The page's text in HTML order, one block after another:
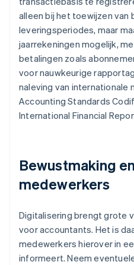
alleen bij het toewijzen van
leveringsperiodes, maar
jaarrekeningen mogelijk,
betalingen zoals
voor nauwkeurige
naleving van internationale
Accounting Standards
International Financial
Bewustmaking
medewerkers
Digitalisering brengt grote
voor accountants. Het is
medewerkers hierover in
informeert. Neem